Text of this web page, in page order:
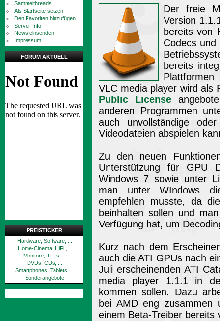
Sammelthreads
Als Startseite setzen
Den Favoriten hinzufügen
Server-Info
News einsenden
Impressum
FORUM AKTUELL
PREISTICKER
Hardware, Software, ...
Home-Cinema, HiFi ,...
Monitore, TFTs, ...
DVDs, CDs, ...
Smartphones, Tablets, ...
Sonderangebote
Der freie
Version
bereits von
Codecs und
bereits
VLC media player wird als
Public License
anderen Programmen
auch unvollständige
Videodateien abspielen
Zu den neuen
Unterstützung für GPU
Windows 7 sowie unter
man unter WIndows
empfehlen musste, da
beinhalten sollen und
Verfügung hat, um
Kurz nach dem
auch die ATI GPUs nach
Juli erscheinenden ATI
media player 1.1.1 in
kommen sollen. Dazu
bei AMD eng zusammen
einem Beta-Treiber bereits